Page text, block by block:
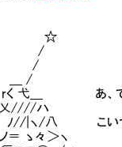
ヽ ☆
| /
| /
/
あ、でもそれと
////ハ
つは通信系
々＞ヽ